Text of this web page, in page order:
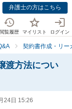
弁護士の方はこちら
閲覧履歴 マイリスト ログイン
契約書作成・リー
渡方法につい
24日 15:26